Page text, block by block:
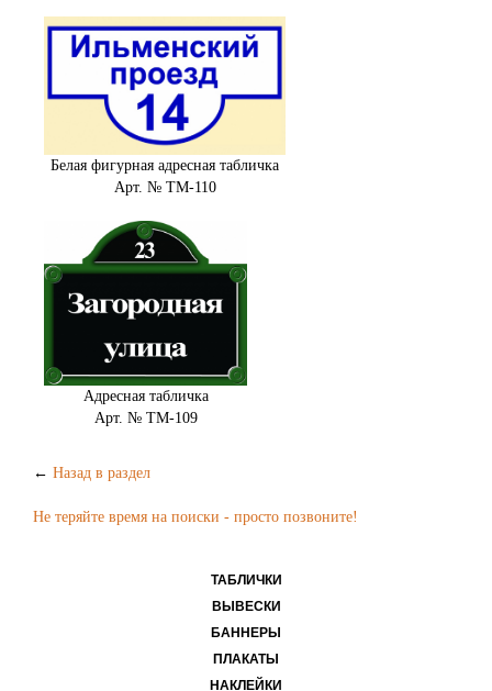
Белая фигурная адресная табличка
Арт. № ТМ-110
Адресная табличка
Арт. № ТМ-109
← Назад в раздел
Не теряйте время на поиски - просто позвоните!
ТАБЛИЧКИ
ВЫВЕСКИ
БАННЕРЫ
ПЛАКАТЫ
НАКЛЕЙКИ